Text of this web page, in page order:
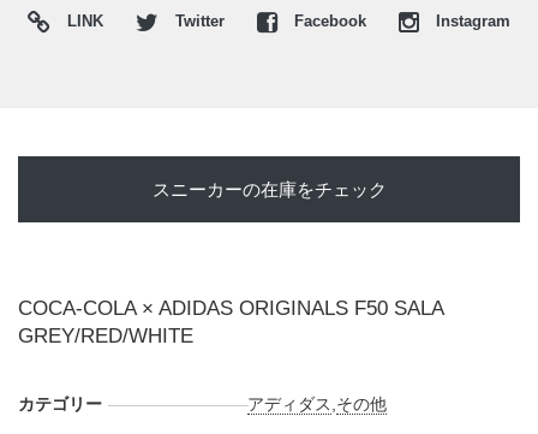
ンらしい遊び心を加えた一足となっている。
日本国内では2026年6月6日にADIDAS ONLINEで発売予定。
価格は17,600円 (税込)。 また新たな情報が入り次第、スニー
カーウォーズのXやFacebookなどで報告したい。
LINK Twitter Facebook Instagram
スニーカーの在庫をチェック
COCA-COLA × ADIDAS ORIGINALS F50 SALA
GREY/RED/WHITE
カテゴリー アディダス その他